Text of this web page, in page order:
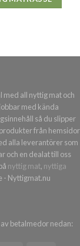
med all nyttig mat och
med kända
så du slipper
från hemsidor
alla leverantörer som
och en dealat till oss
nyttig mat, nyttiga
- Nyttigmat.nu
betalmedor nedan: